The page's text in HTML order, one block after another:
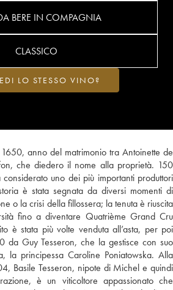
anno del matrimonio tra Antoinette de
che diedero il nome alla proprietà. 150
uno dei più importanti produttori
è stata segnata da diversi momenti di
o la crisi della fillossera; la tenuta è riuscita
fino a diventare Quatrième Grand Cru
è stata più volte venduta all’asta, per poi
da Guy Tesseron, che la gestisce con suo
la principessa Caroline Poniatowska. Alla
Basile Tesseron, nipote di Michel e quindi
è un viticoltore appassionato che
BERE IN COMPAGNIA
CLASSICO
LO STESSO VINO?